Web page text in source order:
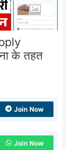
के तहत
Join Now
Join Now